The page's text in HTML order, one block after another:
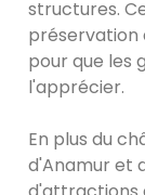
structures.
préservation
pour que les
l'apprécier.
En plus du
d'Anamur et